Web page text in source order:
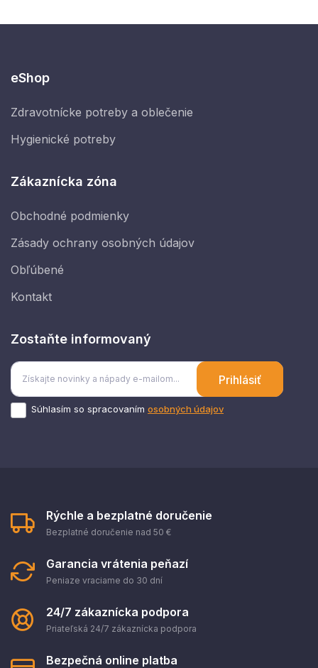
eShop
Zdravotnícke potreby a oblečenie
Hygienické potreby
Zákaznícka zóna
Obchodné podmienky
Zásady ochrany osobných údajov
Obľúbené
Kontakt
Zostaňte informovaný
Súhlasím so spracovaním osobných údajov
Prihlásiť
Rýchle a bezplatné doručenie
Bezplatné doručenie nad 50 €
Garancia vrátenia peňazí
Peniaze vraciame do 30 dní
24/7 zákaznícka podpora
Priateľská 24/7 zákaznícka podpora
Bezpečná online platba